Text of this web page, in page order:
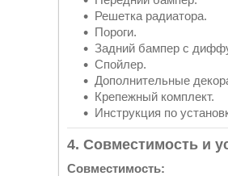
Решетка радиатора.
Пороги.
Задний бампер с
Спойлер.
Дополнительные
Крепежный комплект.
Инструкция по
4. Совместимость и
Совместимость: